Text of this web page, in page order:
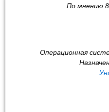
По мнению
Операционная